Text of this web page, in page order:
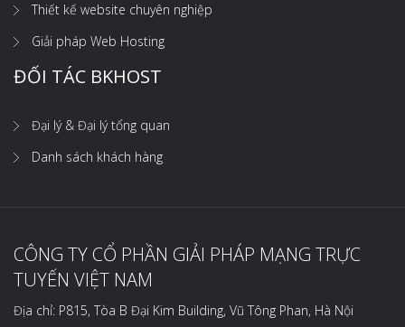
Thiết kế website chuyên nghiệp
Giải pháp Web Hosting
ĐỐI TÁC BKHOST
Đại lý & Đại lý tổng quan
Danh sách khách hàng
CÔNG TY CỔ PHẦN GIẢI PHÁP MẠNG TRỰC
TUYẾN VIỆT NAM
Địa chỉ: P815, Tòa B Đại Kim Building, Vũ Tông Phan, Hà Nội